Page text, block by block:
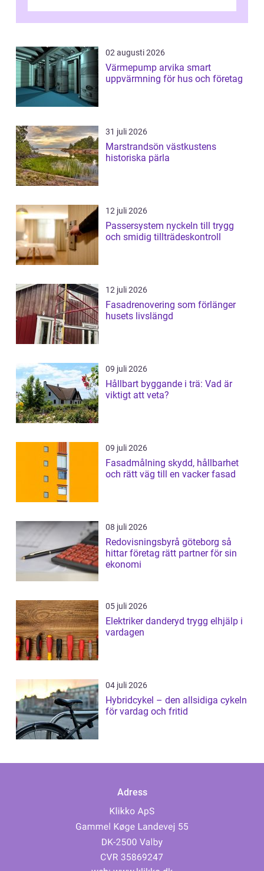
02 augusti 2026
Värmepump arvika smart
uppvärmning för hus och företag
31 juli 2026
Marstrandsön västkustens
historiska pärla
12 juli 2026
Passersystem nyckeln till trygg
och smidig tillträdeskontroll
12 juli 2026
Fasadrenovering som förlänger
husets livslängd
09 juli 2026
Hållbart byggande i trä: Vad är
viktigt att veta?
09 juli 2026
Fasadmålning skydd, hållbarhet
och rätt väg till en vacker fasad
08 juli 2026
Redovisningsbyrå göteborg så
hittar företag rätt partner för sin
ekonomi
05 juli 2026
Elektriker danderyd trygg elhjälp i
vardagen
04 juli 2026
Hybridcykel – den allsidiga cykeln
för vardag och fritid
Adress